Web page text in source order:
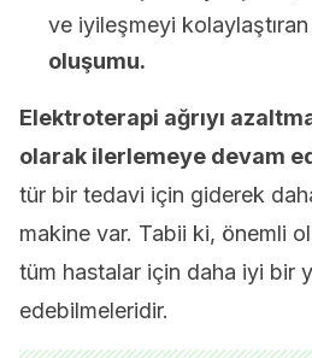
ve iyileşmeyi kolaylaştıran
oluşumu.
Elektroterapi ağrıyı
olarak ilerlemeye devam
tür bir tedavi için giderek
makine var. Tabii ki, önemli
tüm hastalar için daha iyi bir
edebilmeleridir.